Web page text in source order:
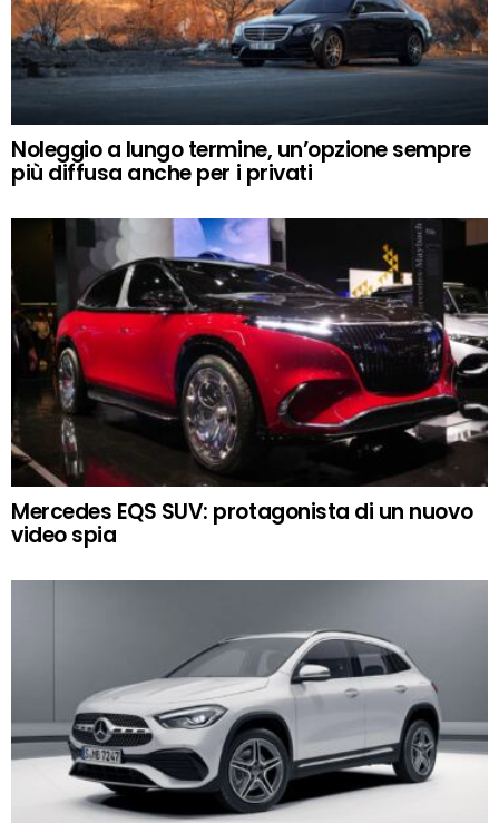
Noleggio a lungo termine, un’opzione sempre
più diffusa anche per i privati
Mercedes EQS SUV: protagonista di un nuovo
video spia